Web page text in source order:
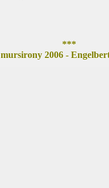
***
mursirony 2006 -